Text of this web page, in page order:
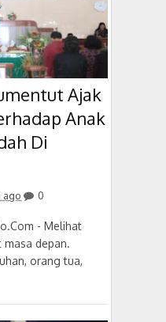
Ajak
Anak
Di
ago 0
- Melihat
masa depan.
orang tua,